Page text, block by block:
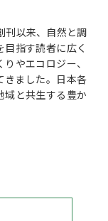
刊以来、自然と調
指す読者に広く
やエコロジー、
きました。日本各
域と共生する豊か